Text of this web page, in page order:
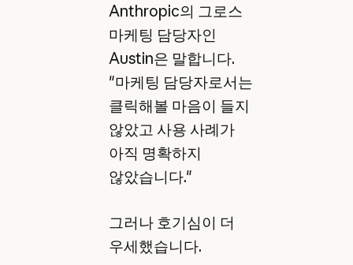
Anthropic의 그로스
마케팅 담당자인
Austin은 말합니다.
"마케팅 담당자로서는
클릭해볼 마음이 들지
않았고 사용 사례가
아직 명확하지
않았습니다."
그러나 호기심이 더
우세했습니다.